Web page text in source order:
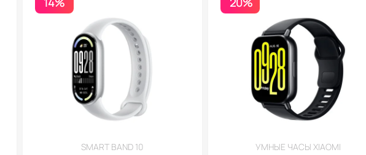
SMART BAND 10 УМНЫЕ ЧАСЫ XIAOMI